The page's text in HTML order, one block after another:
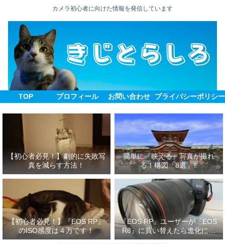
カメラ初心者に向けた情報を発信しています
TOP プロフィール お問い合わせ プライバシーポリシー
【初心者必見！】劇的に失敗写
真を減らす方法！
簡単に『映える』写真が撮れ
る！構図「8選」‼
【初心者必見！】『EOS RP』
のISO感度は４万です！
『EOS RP』ユーザーが『EOS
R8』に買い替えたら進化に驚
いた‼